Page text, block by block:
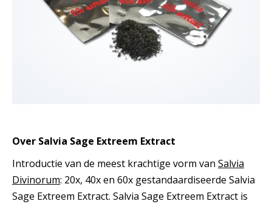
Over Salvia Sage Extreem Extract
Introductie van de meest krachtige vorm van Salvia
Divinorum: 20x, 40x en 60x gestandaardiseerde Salvia
Sage Extreem Extract. Salvia Sage Extreem Extract is